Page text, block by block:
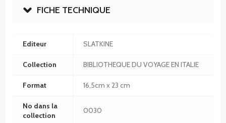
FICHE TECHNIQUE
Editeur SLATKINE
Collection BIBLIOTHEQUE DU VOYAGE EN ITALIE
Format 16,5cm x 23 cm
No dans la
collection
0030